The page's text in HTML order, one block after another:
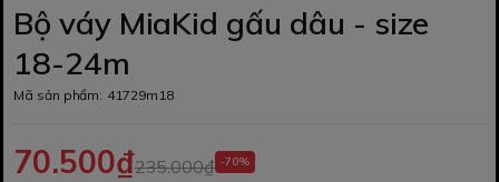
Bộ váy MiaKid gấu dâu - size
18-24m
Mã sản phẩm: 41729m18
70.500₫235.000₫ -70%